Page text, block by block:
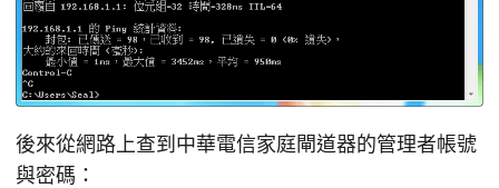
後來從網路上查到中華電信家庭閘道器的管理者帳號
與密碼：